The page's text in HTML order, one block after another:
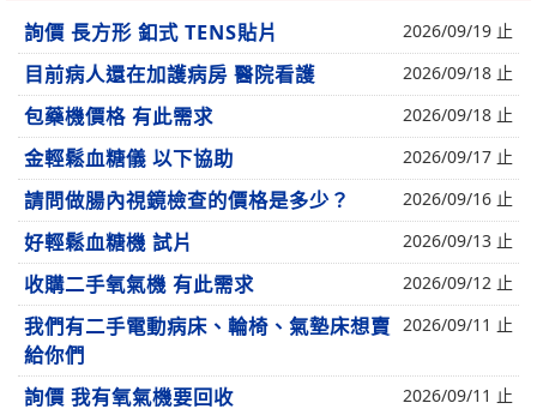
詢價 長方形 釦式 TENS貼片 2026/09/19 止
目前病人還在加護病房 醫院看護 2026/09/18 止
包藥機價格 有此需求 2026/09/18 止
金輕鬆血糖儀 以下協助 2026/09/17 止
請問做腸內視鏡檢查的價格是多少？ 2026/09/16 止
好輕鬆血糖機 試片 2026/09/13 止
收購二手氧氣機 有此需求 2026/09/12 止
我們有二手電動病床、輪椅、氣墊床想賣
給你們
2026/09/11 止
詢價 我有氧氣機要回收 2026/09/11 止